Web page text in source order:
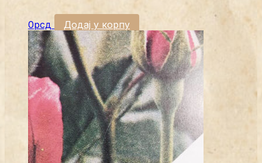
0рсд Додај у корпу